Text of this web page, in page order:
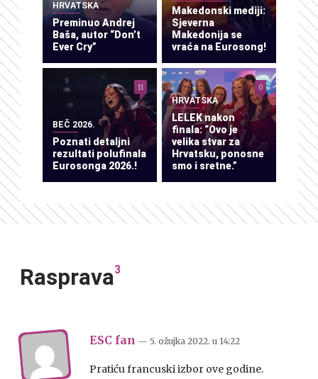
HRVATSKA
Preminuo Andrej
Baša, autor “Don’t
Ever Cry”
Makedonski mediji:
Sjeverna
Makedonija se
vraća na Eurosong!
BEČ 2026.
Poznati detaljni
rezultati polufinala
Eurosonga 2026.!
11
HRVATSKA
LELEK nakon
finala: “Ovo je
velika stvar za
Hrvatsku, ponosne
smo i sretne.”
0
Rasprava3
ESC fan — 5. ožujka 2022. u 14:22
Pratiću francuski izbor ove godine.